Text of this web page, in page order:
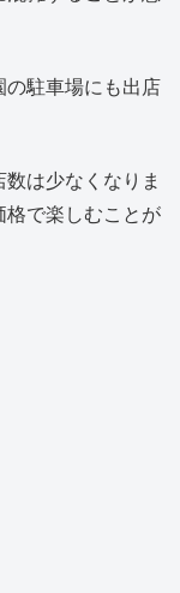
駐車場にも出店
は少なくなりま
で楽しむことが